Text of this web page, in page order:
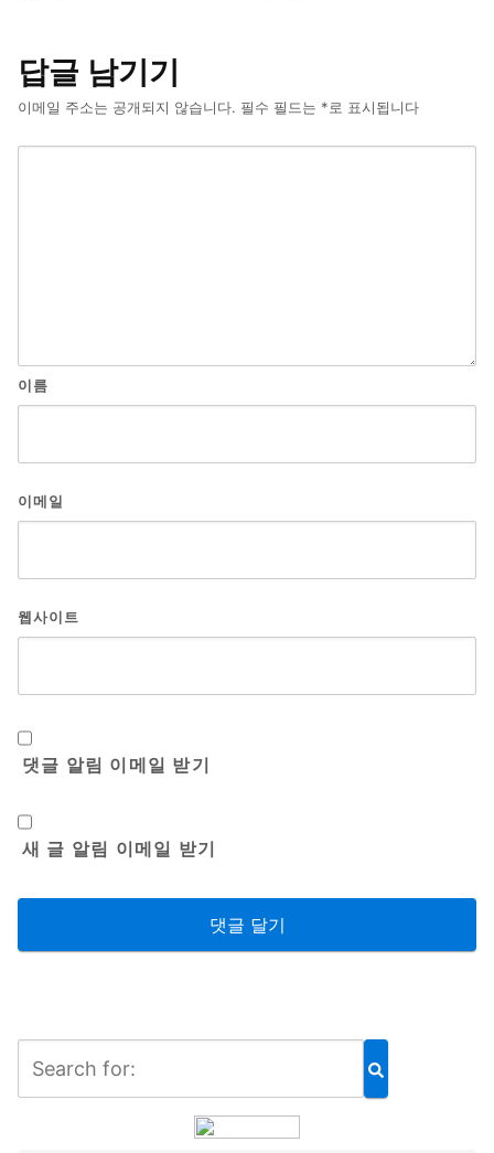
답글 남기기
이메일 주소는 공개되지 않습니다. 필수 필드는 *로 표시됩니다
이름
이메일
웹사이트
댓글 알림 이메일 받기
새 글 알림 이메일 받기